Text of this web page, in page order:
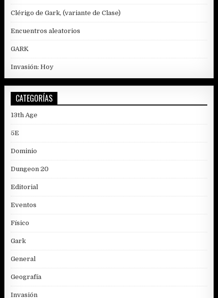
Clérigo de Gark, (variante de Clase)
Encuentros aleatorios
GARK
Invasión: Hoy
CATEGORÍAS
13th Age
5E
Dominio
Dungeon 20
Editorial
Eventos
Físico
Gark
General
Geografía
Invasión